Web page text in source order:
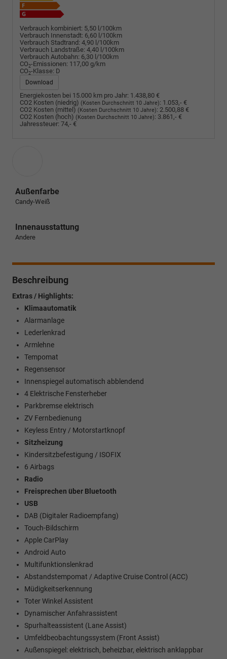
Verbrauch kombiniert: 5,50 l/100km
Verbrauch Innenstadt: 6,60 l/100km
Verbrauch Stadtrand: 4,90 l/100km
Verbrauch Landstraße: 4,40 l/100km
Verbrauch Autobahn: 6,30 l/100km
CO2-Emissionen: 117,00 g/km
CO2-Klasse: D
Download
Energiekosten bei 15.000 km pro Jahr: 1.438,80 €
CO2 Kosten (niedrig) (Kosten Durchschnitt 10 Jahre): 1.053,- €
CO2 Kosten (mittel) (Kosten Durchschnitt 10 Jahre): 2.500,88 €
CO2 Kosten (hoch) (Kosten Durchschnitt 10 Jahre): 3.861,- €
Jahressteuer: 74,- €
Außenfarbe
Candy-Weiß
Innenausstattung
Andere
Beschreibung
Extras / Highlights:
Klimaautomatik
Alarmanlage
Lederlenkrad
Armlehne
Tempomat
Regensensor
Innenspiegel automatisch abblendend
4 Elektrische Fensterheber
Parkbremse elektrisch
ZV Fernbedienung
Keyless Entry / Motorstartknopf
Sitzheizung
Kindersitzbefestigung / ISOFIX
6 Airbags
Radio
Freisprechen über Bluetooth
USB
DAB (Digitaler Radioempfang)
Touch-Bildschirm
Apple CarPlay
Android Auto
Multifunktionslenkrad
Abstandstempomat / Adaptive Cruise Control (ACC)
Müdigkeitserkennung
Toter Winkel Assistent
Dynamischer Anfahrassistent
Spurhalteassistent (Lane Assist)
Umfeldbeobachtungssystem (Front Assist)
Außenspiegel: elektrisch, beheizbar, elektrisch anklappbar